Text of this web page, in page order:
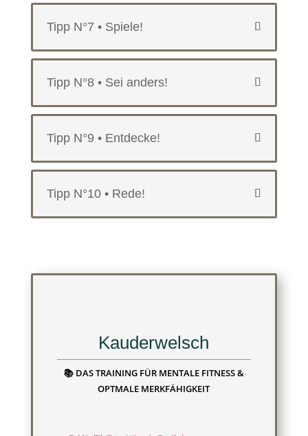
Tipp N°7 • Spiele!
Tipp N°8 • Sei anders!
Tipp N°9 • Entdecke!
Tipp N°10 • Rede!
Kauderwelsch
📚 DAS TRAINING FÜR MENTALE FITNESS &
OPTMALE MERKFÄHIGKEIT